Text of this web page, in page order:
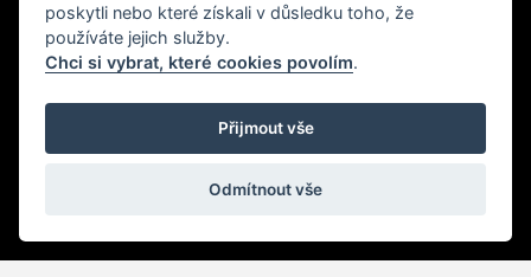
Specializujeme se na prodej prémiové kosmetiky předních
světových značek.
webové stránky nevytvořila a neschválila společnost Nu
Skin Enterprises Inc. ani její přidružené společnosti.
poskytli nebo které získali v důsledku toho, že
používáte jejich služby.
Chci si vybrat, které cookies povolím.
Přijmout vše
Odmítnout vše